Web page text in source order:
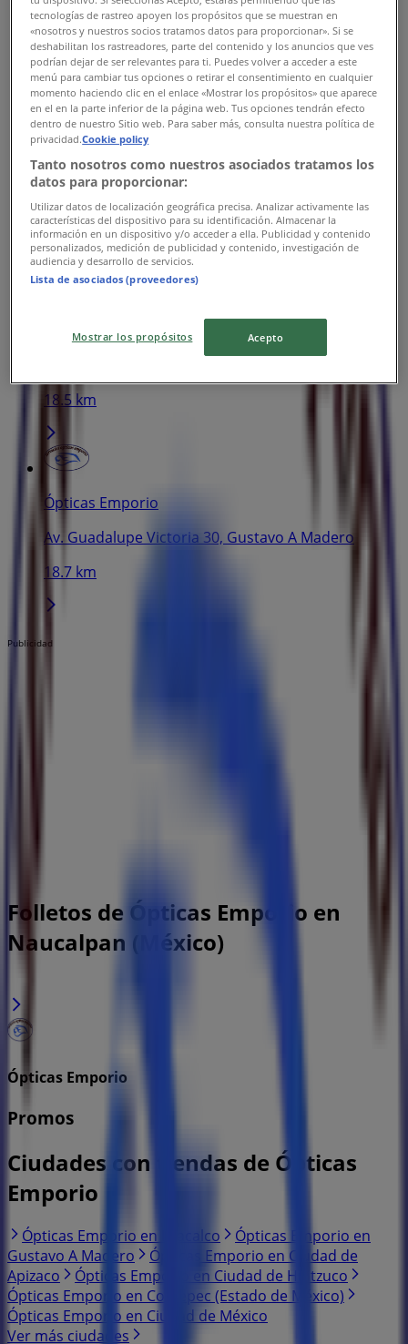
Av. Emiliano Zapata 28, Ciudad de México
2.2 km
Ópticas Emporio
Av. Venustiano Carranza 12, Gustavo A Madero
13.0 km
Ópticas Emporio
18.5 km
Ópticas Emporio
Av. Guadalupe Victoria 30, Gustavo A Madero
18.7 km
Publicidad
Folletos de Ópticas Emporio en
Naucalpan (México)
Ópticas Emporio
Promos
Ciudades con tiendas de Ópticas
Emporio
Ópticas Emporio en Iztacalco
Ópticas Emporio en
Gustavo A Madero
Ópticas Emporio en Ciudad de
Apizaco
Ópticas Emporio en Ciudad de Huitzuco
Ópticas Emporio en Coatepec (Estado de México)
Ópticas Emporio en Ciudad de México
Ver más ciudades
tecnologías de rastreo apoyen los propósitos que se muestran en
«nosotros y nuestros socios tratamos datos para proporcionar». Si se
deshabilitan los rastreadores, parte del contenido y los anuncios que ves
podrían dejar de ser relevantes para ti. Puedes volver a acceder a este
menú para cambiar tus opciones o retirar el consentimiento en cualquier
momento haciendo clic en el enlace «Mostrar los propósitos» que aparece
en el en la parte inferior de la página web. Tus opciones tendrán efecto
dentro de nuestro Sitio web. Para saber más, consulta nuestra política de
privacidad.Cookie policy
Tanto nosotros como nuestros asociados tratamos los
datos para proporcionar:
Utilizar datos de localización geográfica precisa. Analizar activamente las
características del dispositivo para su identificación. Almacenar la
información en un dispositivo y/o acceder a ella. Publicidad y contenido
personalizados, medición de publicidad y contenido, investigación de
audiencia y desarrollo de servicios.
Lista de asociados (proveedores)
Mostrar los propósitos Acepto